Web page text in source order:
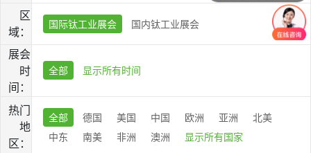
区
域：
国际钛工业展会 国内钛工业展会
展会
时
间：
全部 显示所有时间
热门
地
区：
全部 德国 美国 中国 欧洲 亚洲
北美
中东
南美 非洲 澳洲 显示所有国家